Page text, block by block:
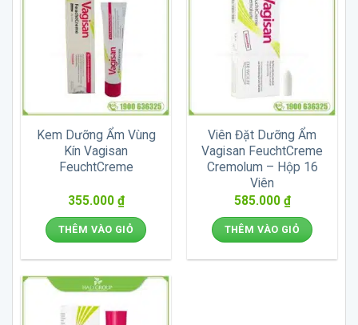
Kem Dưỡng Ẩm Vùng
Kín Vagisan
FeuchtCreme
355.000 ₫
THÊM VÀO GIỎ
Viên Đặt Dưỡng Ẩm
Vagisan FeuchtCreme
Cremolum – Hộp 16
Viên
585.000 ₫
THÊM VÀO GIỎ